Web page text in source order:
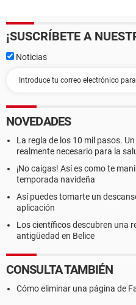
¡SUSCRÍBETE A
Noticias
NOVEDADES
La regla de los 10 mil pasos.
realmente necesario para la
¡No caigas! Así es como te
temporada navideña
Así puedes tomarte un
aplicación
Los científicos descubren una
antigüedad en Belice
CONSULTA TAMBIÉN
Cómo eliminar una página de